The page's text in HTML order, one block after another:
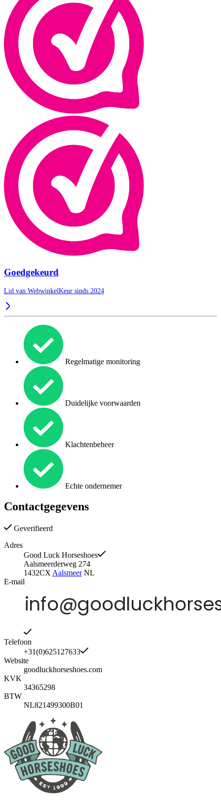
Goedgekeurd
Lid van WebwinkelKeur sinds 2024
Regelmatige monitoring
Duidelijke voorwaarden
Klachtenbeheer
Echte ondernemer
Contactgegevens
Geverifieerd
Adres
Good Luck Horseshoes
Aalsmeerderweg 274
1432CX AalsmeerNL
E-mail
Telefoon
+31(0)625127633
Website
goodluckhorseshoes.com
KVK
34365298
BTW
NL821499300B01